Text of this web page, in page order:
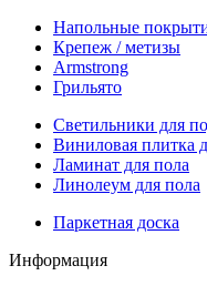
Напольные
Крепеж / метизы
Armstrong
Грильято
Светильники для
Виниловая плитка
Ламинат для пола
Линолеум для пола
Паркетная доска
Информация